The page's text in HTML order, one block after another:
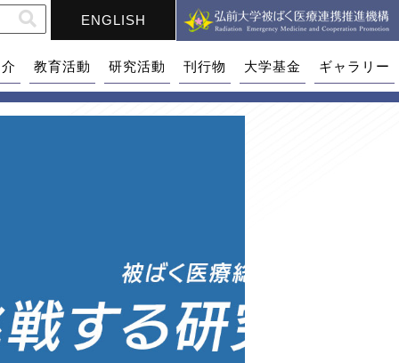
ENGLISH
教育活動 研究活動 刊行物 大学基金 ギャラリー